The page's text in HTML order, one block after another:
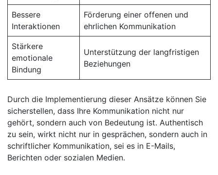
Bessere
‌Interaktionen
Förderung einer ‌offenen ‍und
ehrlichen Kommunikation
Stärkere
emotionale
Bindung
Unterstützung der langfristigen
Beziehungen
Durch die Implementierung dieser Ansätze ⁢können Sie
sicherstellen, dass Ihre Kommunikation nicht nur
⁤gehört, sondern auch von Bedeutung ist. Authentisch
zu sein, wirkt nicht nur ⁢in gesprächen, sondern auch in
schriftlicher Kommunikation, sei es ​in E-Mails,
Berichten oder sozialen Medien.